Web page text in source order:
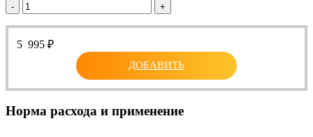
- +
5 995 ₽
ДОБАВИТЬ
Норма расхода и применение